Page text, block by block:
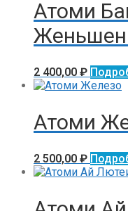
Атоми
2 400,00 ₽
Атоми
2 500,00 ₽